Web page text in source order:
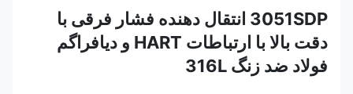
3051SDP انتقال دهنده فشار فرقی با
دقت بالا با ارتباطات HART و دیافراگم
فولاد ضد زنگ 316L